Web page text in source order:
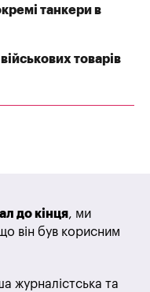
танкери в
товарів
до кінця, ми
він був корисним
журналістська та